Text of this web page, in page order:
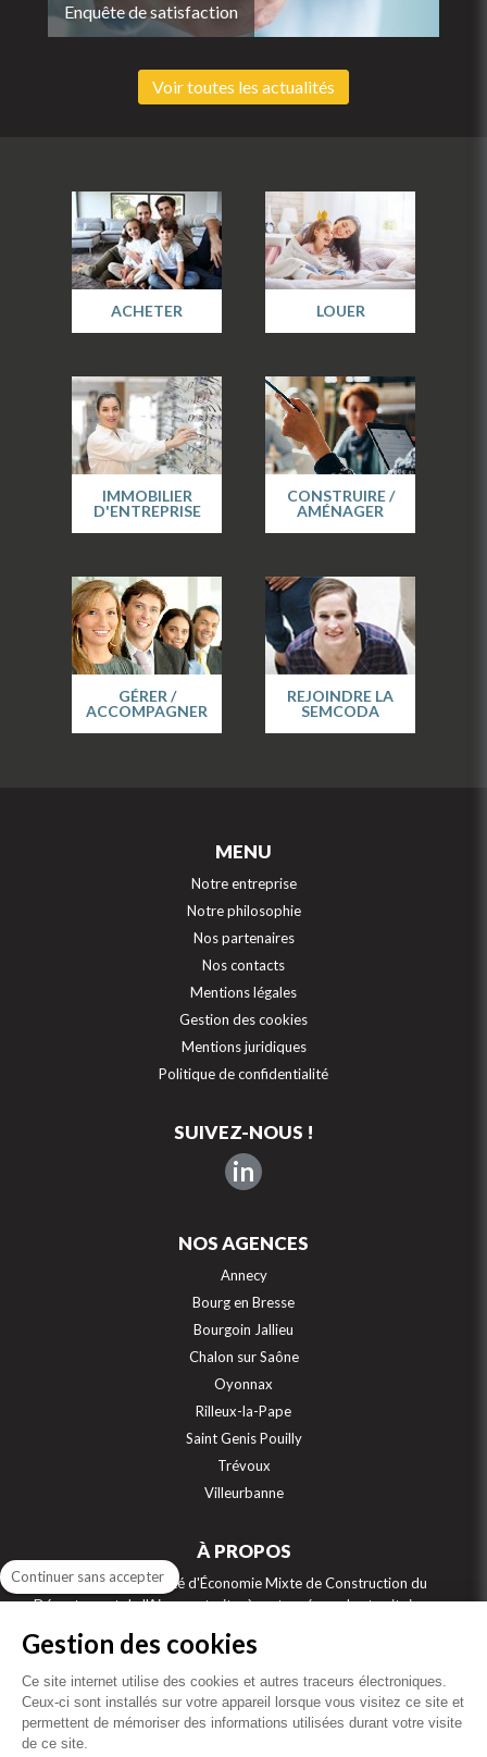
Enquête de satisfaction
Voir toutes les actualités
ACHETER LOUER
IMMOBILIER
D'ENTREPRISE
CONSTRUIRE /
AMÉNAGER
GÉRER /
ACCOMPAGNER
REJOINDRE LA
SEMCODA
MENU
Notre entreprise
Notre philosophie
Nos partenaires
Nos contacts
Mentions légales
Gestion des cookies
Mentions juridiques
Politique de confidentialité
SUIVEZ-NOUS !
in
NOS AGENCES
Annecy
Bourg en Bresse
Bourgoin Jallieu
Chalon sur Saône
Oyonnax
Rilleux-la-Pape
Saint Genis Pouilly
Trévoux
Villeurbanne
À PROPOS
SEMCODA, Société d'Économie Mixte de Construction du
Département de l'Ain, construit, gère et aménage les territoires sur
Savoie. Numéro 1 de la location sociale sur la région Auvergne Rhône
SEMCODA bâti aussi des résidences étudiants, des maisons de retraite,
des résidences intergénérationnelles, des locaux professionnels, des
équipements collectifs de santé ou d’éducation, des gendarmeries…
Continuer sans accepter
Gestion des cookies
Ce site internet utilise des cookies et autres traceurs électroniques.
Ceux-ci sont installés sur votre appareil lorsque vous visitez ce site et
permettent de mémoriser des informations utilisées durant votre visite
de ce site.